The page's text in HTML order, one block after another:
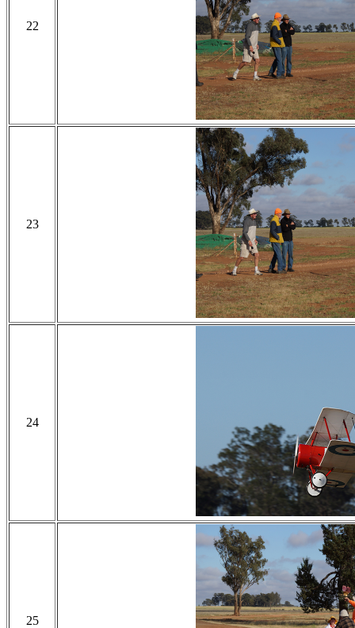
22
23
24
25